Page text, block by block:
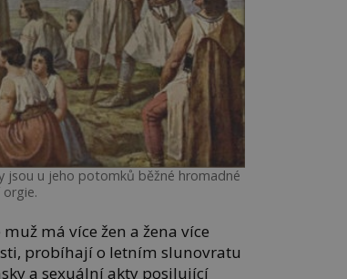
jsou u jeho potomků běžné hromadné
orgie.
má více žen a žena více
probíhají o letním slunovratu
a sexuální akty posilující